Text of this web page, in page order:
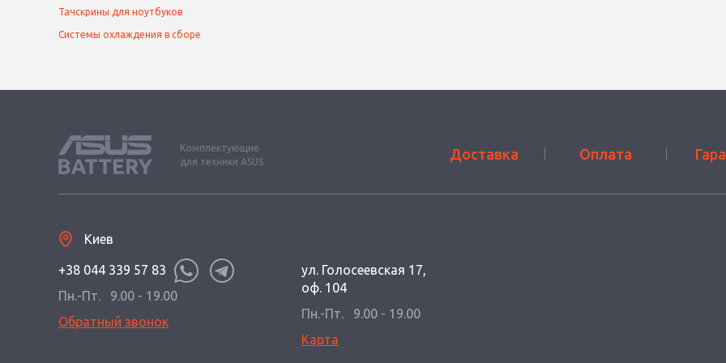
Тачскрины для ноутбуков
Системы охлаждения в сборе
Комплектующие
для техники ASUS
Доставка Оплата
Киев
+38 044 339 57 83
Пн.-Пт.
9.00 - 19.00
Обратный звонок
ул. Голосеевская 17,
оф. 104
Пн.-Пт.
9.00 - 19.00
Карта